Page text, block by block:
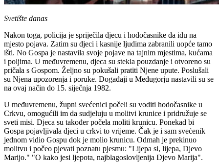
Svetište danas
Nakon toga, policija je spriječila djecu i hodočasnike da idu na
mjesto pojava. Zatim su djeci i kasnije ljudima zabranili uopće tamo
išti. No Gospa je nastavila svoje pojave na tajnim mjestima, kućama
i poljima. U međuvremenu, djeca su stekla pouzdanje i otvoreno su
pričala s Gospom. Željno su pokušali pratiti Njene upute. Poslušali
su Njena upozorenja i poruke. Događaji u Međugorju nastavili su se
na ovaj način do 15. siječnja 1982.
U međuvremenu, župni svećenici počeli su voditi hodočasnike u
Crkvu, omogućili im da sudjeluju u molitvi krunice i pridružuje se
sveti misi. Djeca su također počela moliti krunicu. Ponekad bi
Gospa pojavljivala djeci u crkvi to vrijeme. Čak je i sam svećenik
jednom vidio Gospu dok je molio krunicu. Odmah je prekinuo
molitvu i počeo pjevati poznatu pjesmu: "Lijepa si, lijepa, Djevo
Marijo." "O kako jesi ljepota, najblagoslovljenija Djevo Marija".